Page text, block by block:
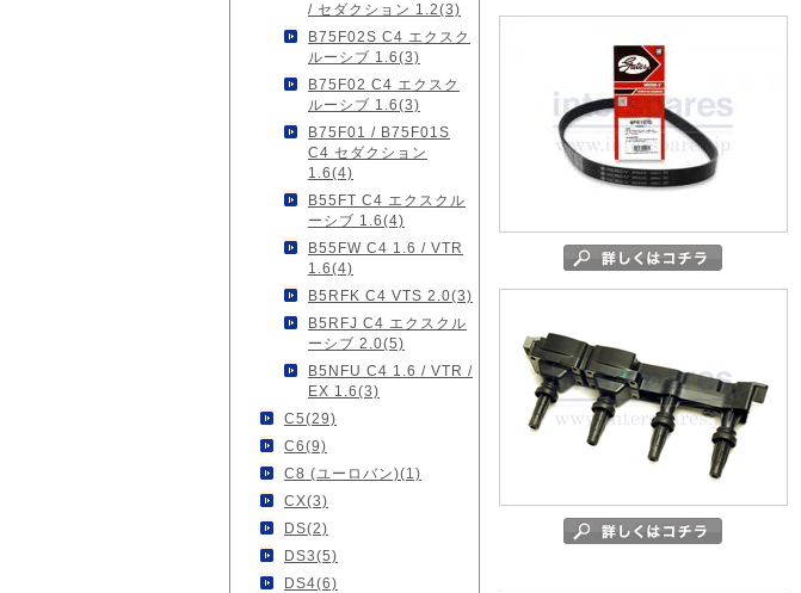
/ セダクション 1.2(3)
B75F02S C4 エクスク
ルーシブ 1.6(3)
B75F02 C4 エクスク
ルーシブ 1.6(3)
B75F01 / B75F01S
C4 セダクション
1.6(4)
B55FT C4 エクスクル
ーシブ 1.6(4)
B55FW C4 1.6 / VTR
1.6(4)
B5RFK C4 VTS 2.0(3)
B5RFJ C4 エクスクル
ーシブ 2.0(5)
B5NFU C4 1.6 / VTR /
EX 1.6(3)
C5(29)
C6(9)
C8 (ユーロバン)(1)
CX(3)
DS(2)
DS3(5)
DS4(6)